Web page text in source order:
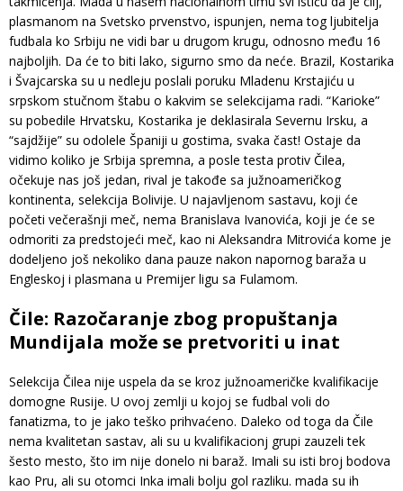
plasmanom na Svetsko prvenstvo, ispunjen, nema tog ljubitelja
fudbala ko Srbiju ne vidi bar u drugom krugu, odnosno među 16
najboljih. Da će to biti lako, sigurno smo da neće. Brazil, Kostarika
i Švajcarska su u nedleju poslali poruku Mladenu Krstajiću u
srpskom stučnom štabu o kakvim se selekcijama radi. “Karioke”
su pobedile Hrvatsku, Kostarika je deklasirala Severnu Irsku, a
“sajdžije” su odolele Španiji u gostima, svaka čast! Ostaje da
vidimo koliko je Srbija spremna, a posle testa protiv Čilea,
očekuje nas još jedan, rival je takođe sa južnoameričkog
kontinenta, selekcija Bolivije. U najavljenom sastavu, koji će
početi večerašnji meč, nema Branislava Ivanovića, koji je će se
odmoriti za predstojeći meč, kao ni Aleksandra Mitrovića kome je
dodeljeno još nekoliko dana pauze nakon napornog baraža u
Engleskoj i plasmana u Premijer ligu sa Fulamom.
Čile: Razočaranje zbog propuštanja
Mundijala može se pretvoriti u inat
Selekcija Čilea nije uspela da se kroz južnoameričke kvalifikacije
domogne Rusije. U ovoj zemlji u kojoj se fudbal voli do
fanatizma, to je jako teško prihvaćeno. Daleko od toga da Čile
nema kvalitetan sastav, ali su u kvalifikacionj grupi zauzeli tek
šesto mesto, što im nije donelo ni baraž. Imali su isti broj bodova
kao Pru, ali su otomci Inka imali bolju gol razliku. mada su ih